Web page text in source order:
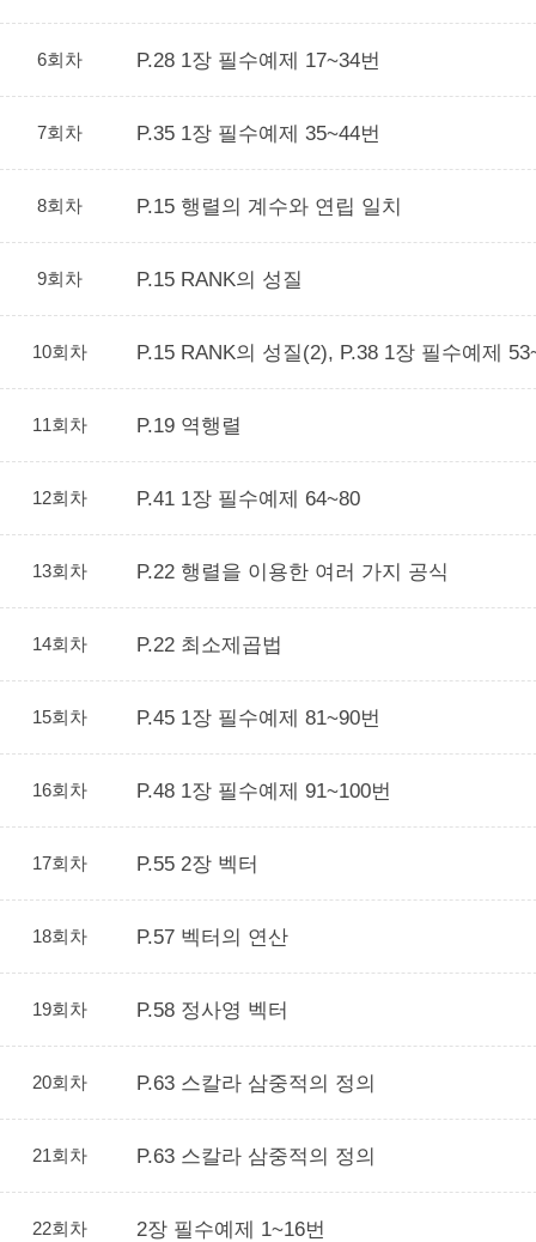
6회차 P.28 1장 필수예제 17~34번
7회차 P.35 1장 필수예제 35~44번
8회차 P.15 행렬의 계수와 연립 일치
9회차 P.15 RANK의 성질
10회차 P.15 RANK의 성질(2), P.38 1장 필수예제
11회차 P.19 역행렬
12회차 P.41 1장 필수예제 64~80
13회차 P.22 행렬을 이용한 여러 가지 공식
14회차 P.22 최소제곱법
15회차 P.45 1장 필수예제 81~90번
16회차 P.48 1장 필수예제 91~100번
17회차 P.55 2장 벡터
18회차 P.57 벡터의 연산
19회차 P.58 정사영 벡터
20회차 P.63 스칼라 삼중적의 정의
21회차 P.63 스칼라 삼중적의 정의
22회차 2장 필수예제 1~16번